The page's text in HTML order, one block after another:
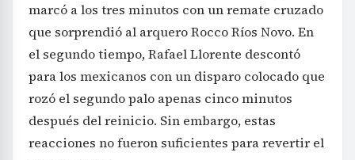
marcó a los tres minutos con un remate cruzado
que sorprendió al arquero Rocco Ríos Novo. En
el segundo tiempo, Rafael Llorente descontó
para los mexicanos con un disparo colocado que
rozó el segundo palo apenas cinco minutos
después del reinicio. Sin embargo, estas
reacciones no fueron suficientes para revertir el